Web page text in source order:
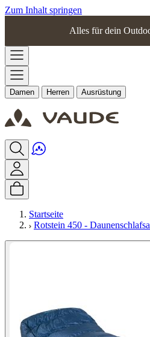
Zum Inhalt springen
Alles für dein
Damen Herren Ausrüstung
Startseite
Rotstein 450 -